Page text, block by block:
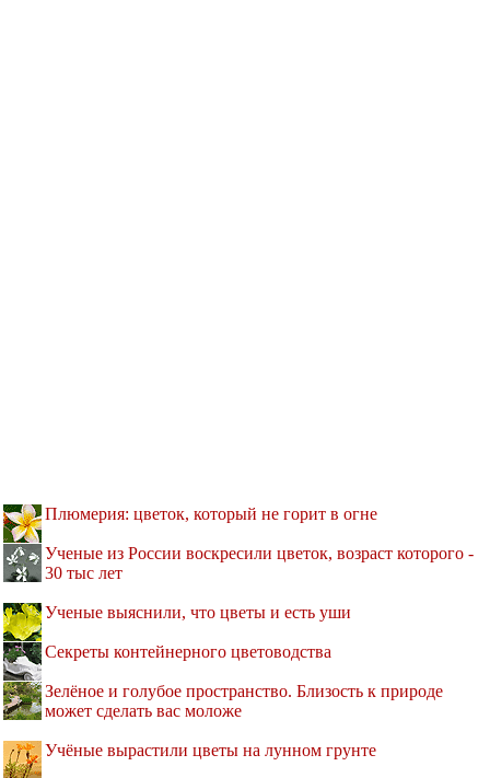
Плюмерия: цветок, который не горит в огне
Ученые из России воскресили цветок, возраст которого -
30 тыс лет
Ученые выяснили, что цветы и есть уши
Секреты контейнерного цветоводства
Зелёное и голубое пространство. Близость к природе
может сделать вас моложе
Учёные вырастили цветы на лунном грунте